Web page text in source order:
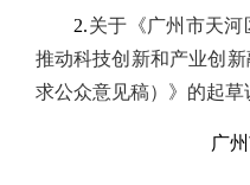
2.关于《广州市天
推动科技创新和产业创
求公众意见稿）》的起草
广州